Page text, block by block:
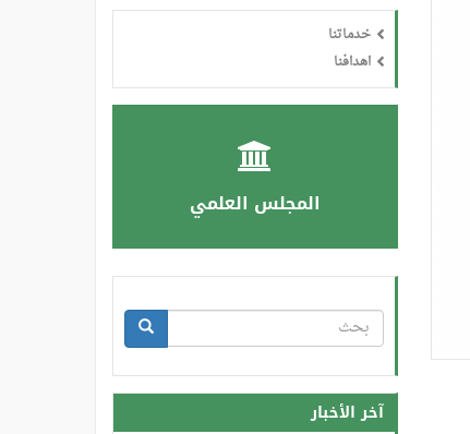
خدماتنا
اهدافنا
المجلس العلمي
استمارة
البحث
آخر الأخبار